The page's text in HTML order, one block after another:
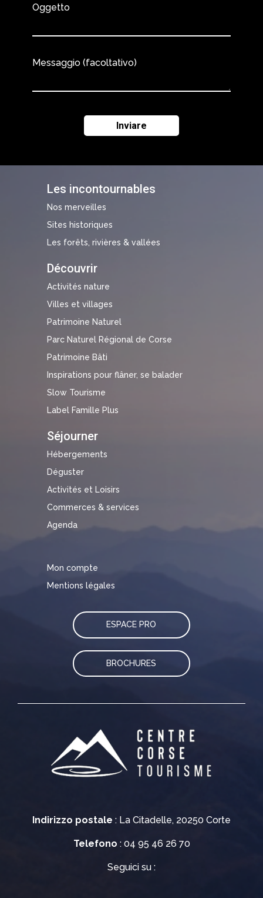
Indirizzo postale : La Citadelle, 20250 Corte
Telefono : 04 95 46 26 70
Seguici su :
Les incontournables
Nos merveilles
Sites historiques
Les forêts, rivières & vallées
Découvrir
Activités nature
Villes et villages
Patrimoine Naturel
Parc Naturel Régional de Corse
Patrimoine Bâti
Inspirations pour flâner, se balader
Slow Tourisme
Label Famille Plus
Séjourner
Hébergements
Déguster
Activités et Loisirs
Commerces & services
Agenda
Mon compte
Mentions légales
ESPACE PRO
BROCHURES
Oggetto
Messaggio (facoltativo)